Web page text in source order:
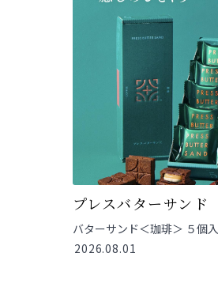
プレスバターサンド
バターサンド＜珈琲＞ ５個入
2026.08.01